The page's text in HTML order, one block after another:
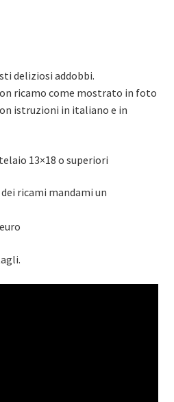
deliziosi addobbi.
ricamo come mostrato in foto
istruzioni in italiano e in
13×18 o superiori
ricami mandami un